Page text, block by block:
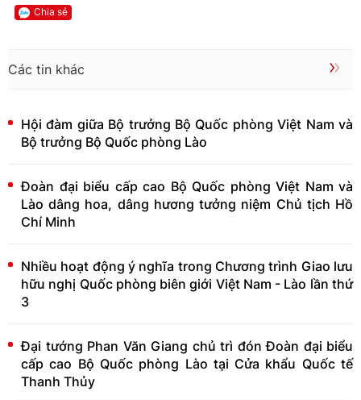
Chia sẻ
Các tin khác
Hội đàm giữa Bộ trưởng Bộ Quốc phòng Việt Nam và
Bộ trưởng Bộ Quốc phòng Lào
Đoàn đại biểu cấp cao Bộ Quốc phòng Việt Nam và
Lào dâng hoa, dâng hương tưởng niệm Chủ tịch Hồ
Chí Minh
Nhiều hoạt động ý nghĩa trong Chương trình Giao lưu
hữu nghị Quốc phòng biên giới Việt Nam - Lào lần thứ
3
Đại tướng Phan Văn Giang chủ trì đón Đoàn đại biểu
cấp cao Bộ Quốc phòng Lào tại Cửa khẩu Quốc tế
Thanh Thủy